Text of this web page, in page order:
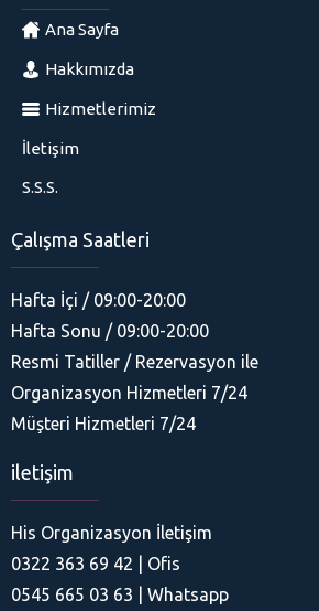
Ana Sayfa
Hakkımızda
Hizmetlerimiz
İletişim
S.S.S.
Çalışma Saatleri
Hafta İçi / 09:00-20:00
Hafta Sonu / 09:00-20:00
Resmi Tatiller / Rezervasyon ile
Organizasyon Hizmetleri 7/24
Müşteri Hizmetleri 7/24
iletişim
His Organizasyon İletişim
0322 363 69 42 | Ofis
0545 665 03 63 | Whatsapp
His Organizasyon